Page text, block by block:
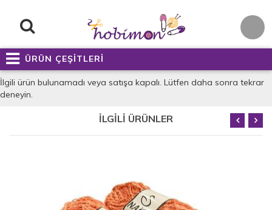
ÜRÜN ÇEŞİTLERİ
İlgili ürün bulunamadı veya satışa kapalı. Lütfen daha sonra tekrar
deneyin.
İLGİLİ ÜRÜNLER